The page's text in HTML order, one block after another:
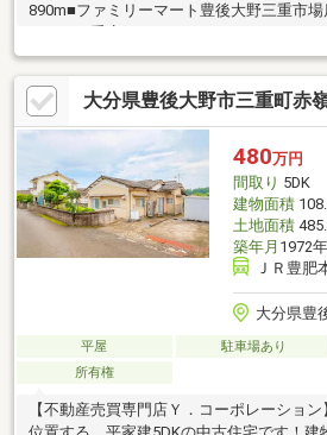
890m■ファミリーマート豊後大野三重市場
大分県豊後大野市三重町赤
480万円
間取り 5DK
建物面積
土地面積
築年月 1972
ＪＲ豊肥
大分県豊
平屋 駐車場あり
所有権
【不動産売買専門店Ｙ．コーポレーショ